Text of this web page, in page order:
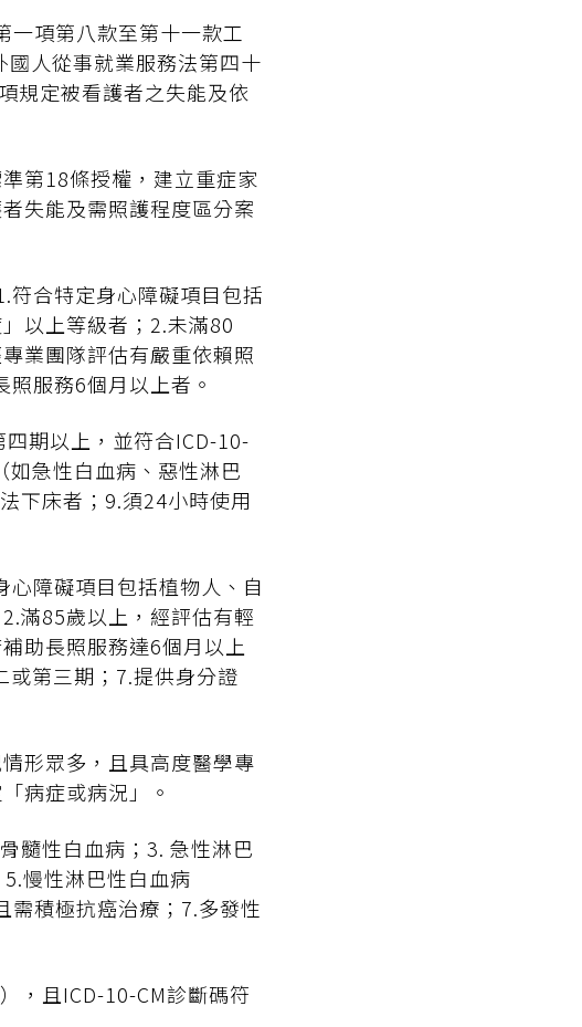
項第八款至第十一款工
人從事就業服務法第四十
規定被看護者之失能及依
第18條授權，建立重症家
失能及需照護程度區分案
合特定身心障礙項目包括
以上等級者；2.未滿80
業團隊評估有嚴重依賴照
服務6個月以上者。
期以上，並符合ICD-10-
急性白血病、惡性淋巴
下床者；9.須24小時使用
障礙項目包括植物人、自
滿85歲以上，經評估有輕
助長照服務達6個月以上
或第三期；7.提供身分證
形眾多，且具高度醫學專
病症或病況」。
髓性白血病；3. 急性淋巴
慢性淋巴性白血病
需積極抗癌治療；7.多發性
，且ICD-10-CM診斷碼符